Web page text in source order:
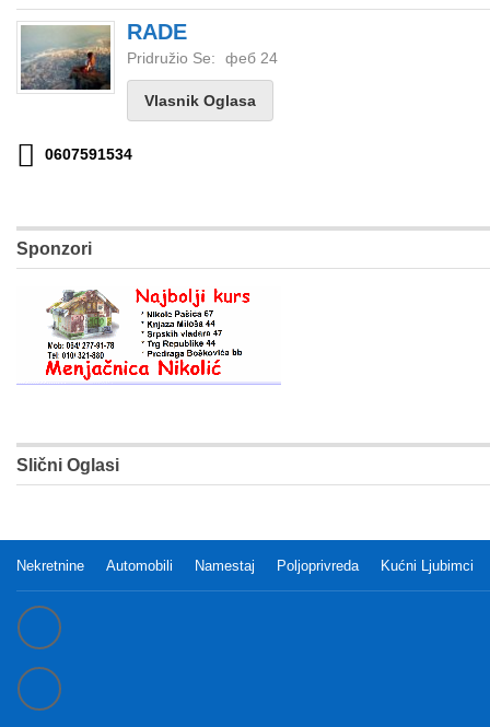
RADE
Pridružio Se: феб 24
Vlasnik Oglasa
0607591534
Sponzori
Slični Oglasi
Nekretnine Automobili Namestaj Poljoprivreda Kućni Ljubimci